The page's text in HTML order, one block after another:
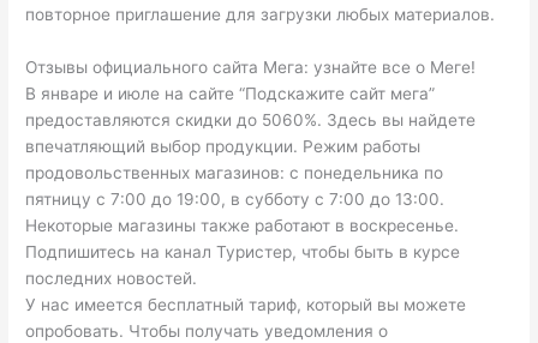
повторное приглашение для загрузки любых материалов.
Отзывы официального сайта Мега: узнайте все о Меге!
В январе и июле на сайте “Подскажите сайт мега”
предоставляются скидки до 5060%. Здесь вы найдете
впечатляющий выбор продукции. Режим работы
продовольственных магазинов: с понедельника по
пятницу с 7:00 до 19:00, в субботу с 7:00 до 13:00.
Некоторые магазины также работают в воскресенье.
Подпишитесь на канал Туристер, чтобы быть в курсе
последних новостей.
У нас имеется бесплатный тариф, который вы можете
опробовать. Чтобы получать уведомления о